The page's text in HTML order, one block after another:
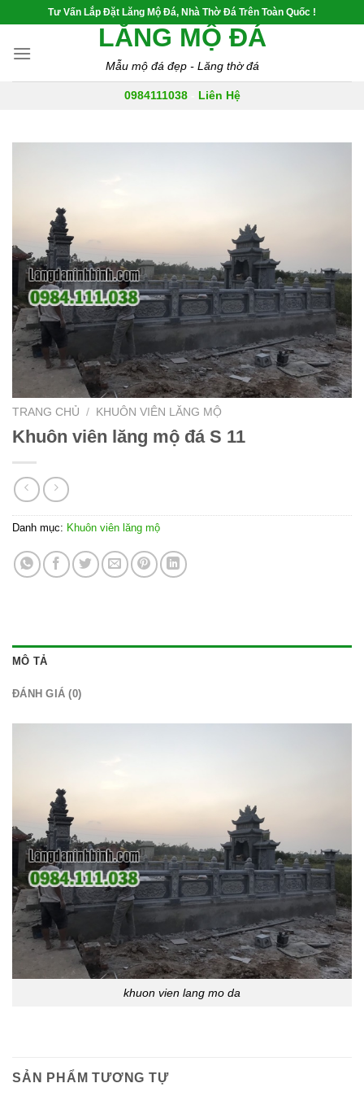
content
Tư Vấn Lắp Đặt Lăng Mộ Đá, Nhà Thờ Đá Trên Toàn Quốc !
LĂNG MỘ ĐÁ
Mẫu mộ đá đẹp - Lăng thờ đá
0984111038- Liên Hệ
TRANG CHỦ / KHUÔN VIÊN LĂNG MỘ
Khuôn viên lăng mộ đá S 11
Danh mục: Khuôn viên lăng mộ
MÔ TẢ
ĐÁNH GIÁ (0)
khuon vien lang mo da
SẢN PHẨM TƯƠNG TỰ